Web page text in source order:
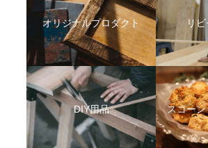
オリジナルプロダクト リ
DIY用品 スコー